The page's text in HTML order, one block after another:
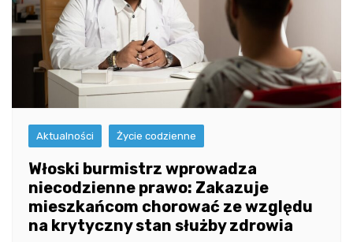
Aktualności Życie codzienne
Włoski burmistrz wprowadza
niecodzienne prawo: Zakazuje
mieszkańcom chorować ze względu
na krytyczny stan służby zdrowia